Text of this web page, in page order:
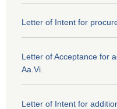
Letter of Intent for
Letter of Acceptance for
Aa.Vi.
Letter of Intent for